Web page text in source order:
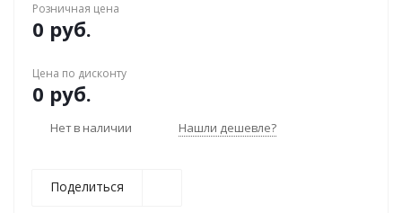
Розничная цена
0 руб.
Цена по дисконту
0 руб.
Нет в наличии Нашли дешевле?
Поделиться